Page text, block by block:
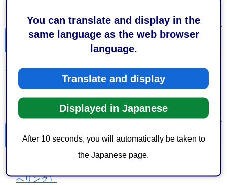
You can translate and display in the
same language as the web browser
language.
Translate and display
Displayed in Japanese
After 10 seconds, you will automatically be taken to
the Japanese page.
今後の予定
今後も、社会状況の変化や、都市マスタープラン等の改定
に合わせて、必要に応じて都市計画道路の見直しを実施し
ていきます。
リンク
へリンク）